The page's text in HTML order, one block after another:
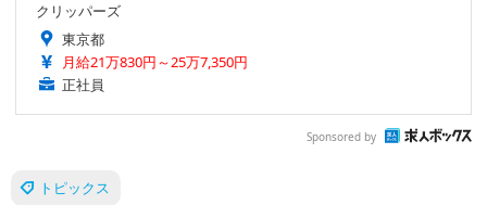
クリッパーズ
東京都
月給21万830円～25万7,350円
正社員
Sponsored by
トピックス